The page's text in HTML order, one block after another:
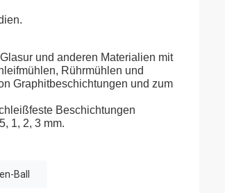
und anderen Materialien mit
Rührmühlen und
Graphitbeschichtungen und zum
Beschichtungen
1, 2, 3 mm.
Ball